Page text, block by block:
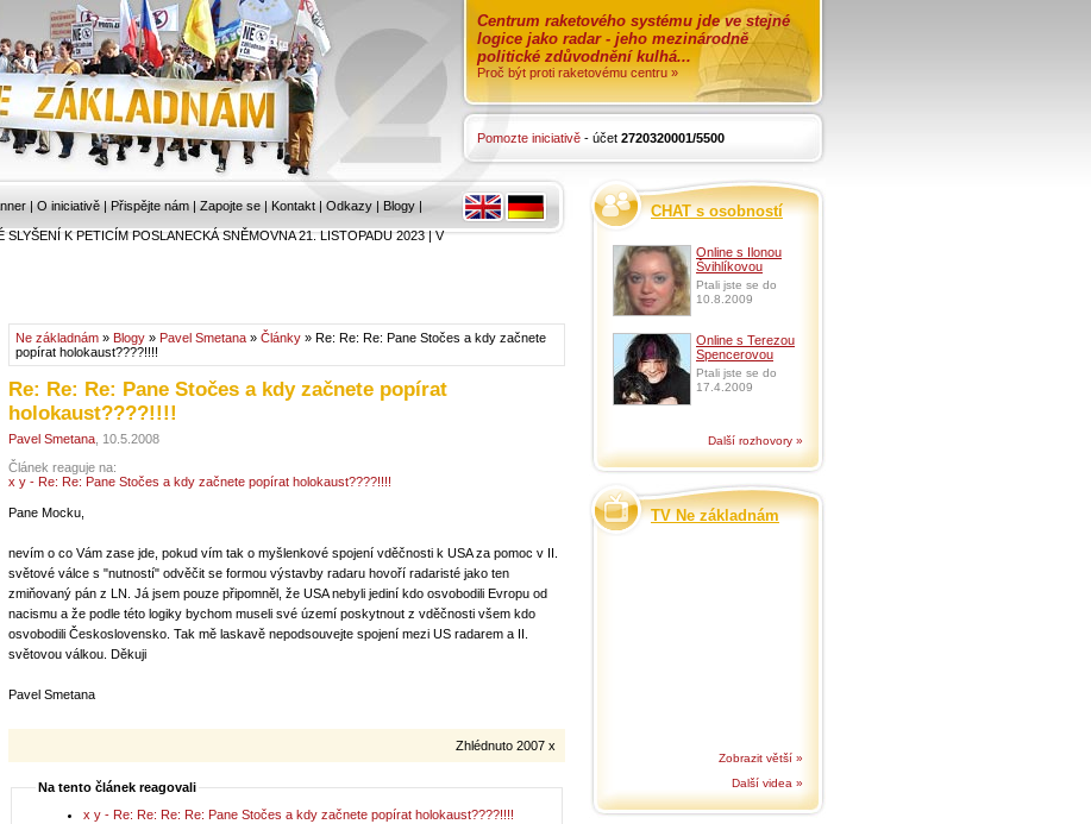
Centrum raketového systému jde ve stejné
logice jako radar - jeho mezinárodně
politické zdůvodnění kulhá...
Proč být proti raketovému centru »
Pomozte iniciativě - účet 2720320001/5500
| O iniciativě | Přispějte nám | Zapojte se | Kontakt | Odkazy | Blogy |
SLYŠENÍ K PETICÍM POSLANECKÁ SNĚMOVNA 21. LISTOPADU 2023|V
Ne základnám » Blogy » Pavel Smetana » Články » Re: Re: Re: Pane Stočes a kdy začnete
popírat holokaust????!!!!
Re: Re: Re: Pane Stočes a kdy začnete popírat
holokaust????!!!!
Pavel Smetana , 10.5.2008
Článek reaguje na:
x y - Re: Re: Pane Stočes a kdy začnete popírat holokaust????!!!!
Pane Mocku,
nevím o co Vám zase jde, pokud vím tak o myšlenkové spojení vděčnosti k USA za pomoc v II.
světové válce s "nutností" odvěčit se formou výstavby radaru hovoří radaristé jako ten
zmiňovaný pán z LN. Já jsem pouze připomněl, že USA nebyli jediní kdo osvobodili Evropu od
nacismu a že podle této logiky bychom museli své území poskytnout z vděčnosti všem kdo
osvobodili Československo. Tak mě laskavě nepodsouvejte spojení mezi US radarem a II.
světovou válkou. Děkuji
Pavel Smetana
Zhlédnuto 2007 x
Na tento článek reagovali
x y - Re: Re: Re: Re: Pane Stočes a kdy začnete popírat holokaust????!!!!
CHAT s osobností
Online s Ilonou
Švihlíkovou
Ptali jste se do
10.8.2009
Online s Terezou
Spencerovou
Ptali jste se do
17.4.2009
Další rozhovory »
TV Ne základnám
Zobrazit větší »
Další videa »